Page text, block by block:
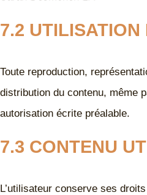
7.2 UTILISATION
Toute reproduction,
distribution du contenu, même
autorisation écrite préalable.
7.3 CONTENU
L’utilisateur conserve ses